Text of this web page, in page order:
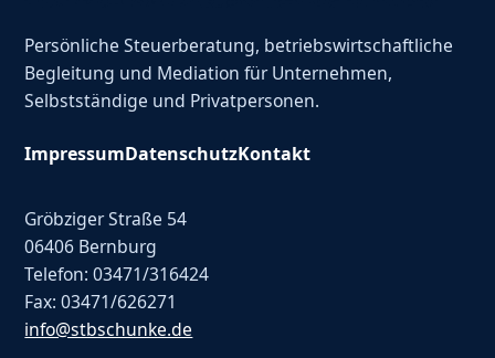
Persönliche Steuerberatung, betriebswirtschaftliche
Begleitung und Mediation für Unternehmen,
Selbstständige und Privatpersonen.
ImpressumDatenschutzKontakt
Gröbziger Straße 54
06406 Bernburg
Telefon: 03471/316424
Fax: 03471/626271
info@stbschunke.de